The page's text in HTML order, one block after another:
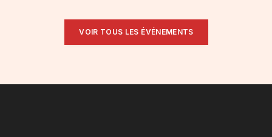
VOIR TOUS LES ÉVÉNEMENTS